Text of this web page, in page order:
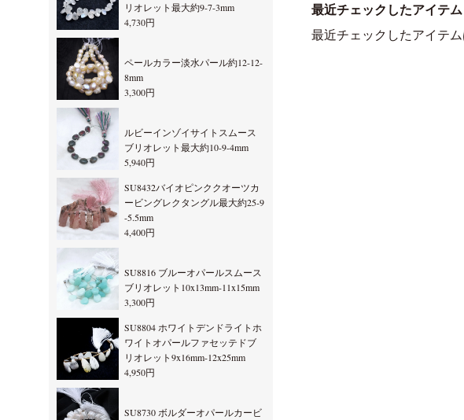
最近チェックしたアイテム
最近チェックしたアイテム
リオレット最大約9-7-3mm
4,730円
ペールカラー淡水パール約12-12-
8mm
3,300円
ルビーインゾイサイトスムース
ブリオレット最大約10-9-4mm
5,940円
SU8432バイオピンククオーツカ
ービングレクタングル最大約25-9
-5.5mm
4,400円
SU8816 ブルーオパールスムース
ブリオレット10x13mm-11x15mm
3,300円
SU8804 ホワイトデンドライトホ
ワイトオパールファセッテドブ
リオレット9x16mm-12x25mm
4,950円
SU8730 ボルダーオパールカービ